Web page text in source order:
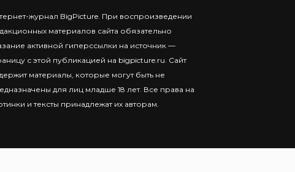
журнал BigPicture. При воспроизведении
материалов сайта обязательно
активной гиперссылки на источник —
с этой публикацией на bigpicture.ru. Сайт
материалы, которые могут быть не
для лиц младше 18 лет. Все права на
и тексты принадлежат их авторам.